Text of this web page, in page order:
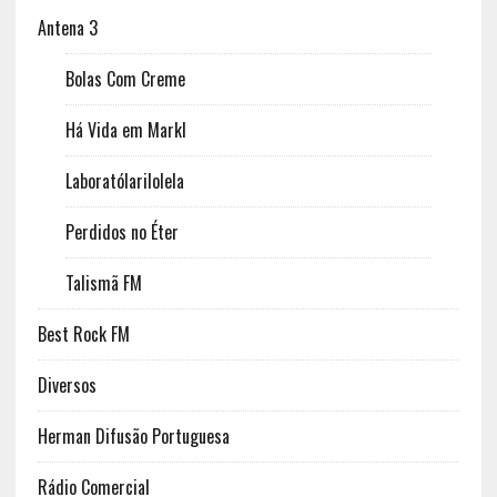
Antena 3
Bolas Com Creme
Há Vida em Markl
Laboratólarilolela
Perdidos no Éter
Talismã FM
Best Rock FM
Diversos
Herman Difusão Portuguesa
Rádio Comercial